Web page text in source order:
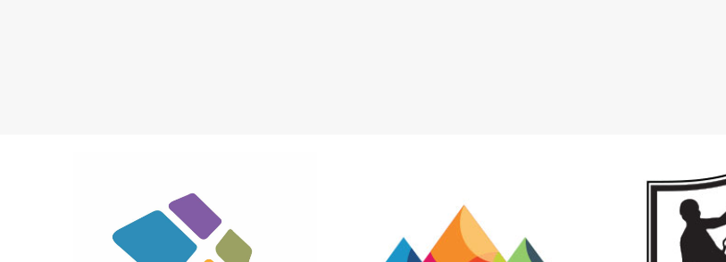
VIP Design d.o.o.
DIGITALNA ŠTAMPARIJA
KNJIŽARA
OPREMA ZA
PLANINARENJE